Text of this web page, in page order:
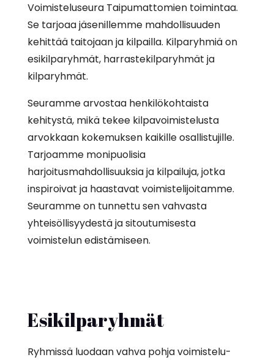
Voimisteluseura Taipumattomien toimintaa.
Se tarjoaa jäsenillemme mahdollisuuden
kehittää taitojaan ja kilpailla. Kilparyhmiä on
esikilparyhmät, harrastekilparyhmät ja
kilparyhmät.
Seuramme arvostaa henkilökohtaista
kehitystä, mikä tekee kilpavoimistelusta
arvokkaan kokemuksen kaikille osallistujille.
Tarjoamme monipuolisia
harjoitusmahdollisuuksia ja kilpailuja, jotka
inspiroivat ja haastavat voimistelijoitamme.
Seuramme on tunnettu sen vahvasta
yhteisöllisyydestä ja sitoutumisesta
voimistelun edistämiseen.
Esikilparyhmät
Ryhmissä luodaan vahva pohja voimistelu-